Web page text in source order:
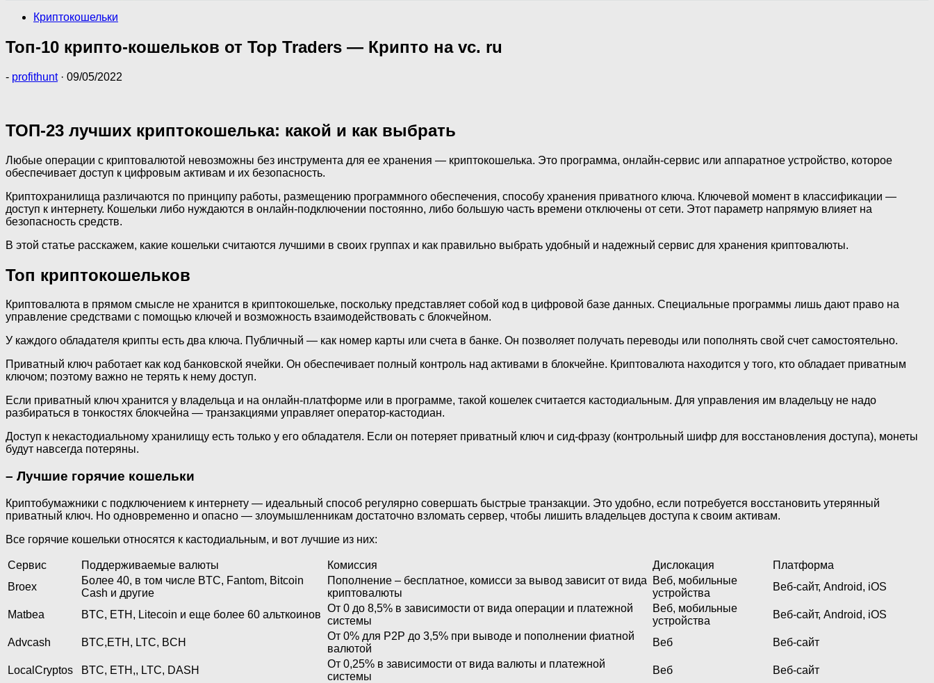
Криптокошельки
Топ-10 крипто-кошельков от Top Traders — Крипто на vc. ru
- profithunt · 09/05/2022
ТОП-23 лучших криптокошелька: какой и как выбрать
Любые операции с криптовалютой невозможны без инструмента для ее хранения — криптокошелька. Это программа, онлайн-сервис или аппаратное устройство, которое
обеспечивает доступ к цифровым активам и их безопасность.
Криптохранилища различаются по принципу работы, размещению программного обеспечения, способу хранения приватного ключа. Ключевой момент в классификации —
доступ к интернету. Кошельки либо нуждаются в онлайн-подключении постоянно, либо большую часть времени отключены от сети. Этот параметр напрямую влияет на
безопасность средств.
В этой статье расскажем, какие кошельки считаются лучшими в своих группах и как правильно выбрать удобный и надежный сервис для хранения криптовалюты.
Топ криптокошельков
Криптовалюта в прямом смысле не хранится в криптокошельке, поскольку представляет собой код в цифровой базе данных. Специальные программы лишь дают право на
управление средствами с помощью ключей и возможность взаимодействовать с блокчейном.
У каждого обладателя крипты есть два ключа. Публичный — как номер карты или счета в банке. Он позволяет получать переводы или пополнять свой счет самостоятельно.
Приватный ключ работает как код банковской ячейки. Он обеспечивает полный контроль над активами в блокчейне. Криптовалюта находится у того, кто обладает приватным
ключом; поэтому важно не терять к нему доступ.
Если приватный ключ хранится у владельца и на онлайн-платформе или в программе, такой кошелек считается кастодиальным. Для управления им владельцу не надо
разбираться в тонкостях блокчейна — транзакциями управляет оператор-кастодиан.
Доступ к некастодиальному хранилищу есть только у его обладателя. Если он потеряет приватный ключ и сид-фразу (контрольный шифр для восстановления доступа), монеты
будут навсегда потеряны.
– Лучшие горячие кошельки
Криптобумажники с подключением к интернету — идеальный способ регулярно совершать быстрые транзакции. Это удобно, если потребуется восстановить утерянный
приватный ключ. Но одновременно и опасно — злоумышленникам достаточно взломать сервер, чтобы лишить владельцев доступа к своим активам.
Все горячие кошельки относятся к кастодиальным, и вот лучшие из них:
Сервис Поддерживаемые валюты Комиссия Дислокация
Платформа
Broex
Более 40, в том числе BTC, Fantom, Bitcoin
Cash и другие
Пополнение – бесплатное, комисси за вывод зависит от вида
криптовалюты
Веб, мобильные
устройства
Веб-сайт, Android, iOS
Matbea BTC, ETH, Litecoin и еще более 60 альткоинов
От 0 до 8,5% в зависимости от вида операции и платежной
системы
Веб, мобильные
устройства
Веб-сайт, Android, iOS
Advcash BTC,ETH, LTC, BCH
От 0% для P2P до 3,5% при выводе и пополнении фиатной
валютой
Веб Веб-сайт
LocalCryptos BTC, ETH,, LTC, DASH
От 0,25% в зависимости от вида валюты и платежной
системы
Веб
Веб-сайт